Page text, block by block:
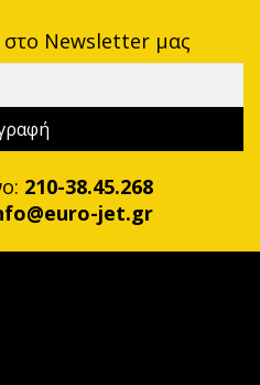
στο Newsletter μας
210-38.45.268
jet.gr